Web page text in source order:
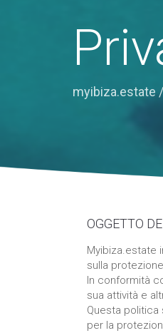
myibiza.estate /
OGGETTO
Myibiza.estate
sulla
In conformità
sua attività e
Questa politica
per la